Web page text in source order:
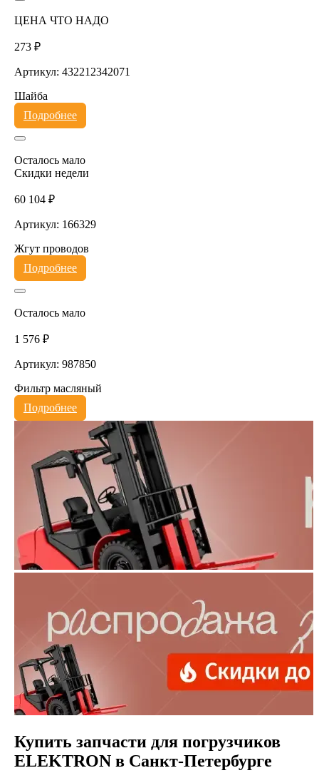
ЦЕНА ЧТО НАДО
273 ₽
Артикул: 432212342071
Шайба
Подробнее
Осталось мало
Скидки недели
60 104 ₽
Артикул: 166329
Жгут проводов
Подробнее
Осталось мало
1 576 ₽
Артикул: 987850
Фильтр масляный
Подробнее
Купить запчасти для погрузчиков
ELEKTRON в Санкт-Петербурге